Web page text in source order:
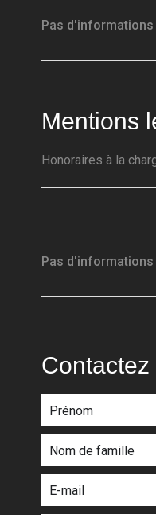
Pas
Mentions
Honoraires à la
Pas